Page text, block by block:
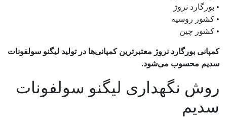
• بورگارد نروژ
• کشور روسیه
• کشور چین
کمپانی بورگارد نروژ معتبرترین کمپانی‌ها در تولید لیگنو سولفونات
سدیم محسوب می‌شود.
روش نگهداری لیگنو سولفونات
سدیم